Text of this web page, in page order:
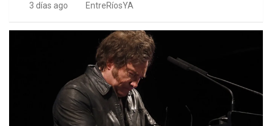
3 días ago EntreRíosYA